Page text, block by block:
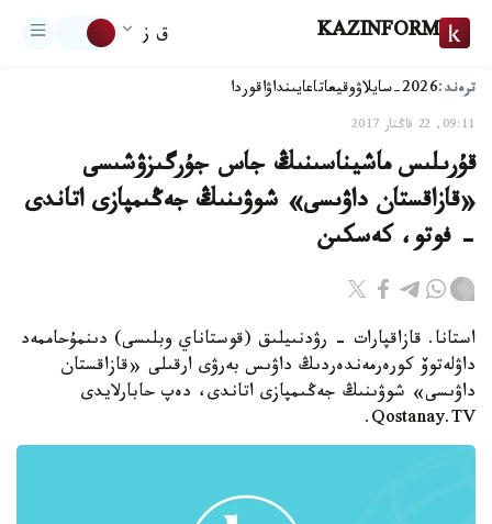
KAZINFORM ق ز
ترەند:2026-سايلاۋ وقيعاتاعايىنداۋاقوردا
09:11, 22 قاڭتار 2017
قۇرىلىس ماشيناسىنىڭ جاس جۇرگىزۋشىسى
«قازاقستان داۋىسى» شوۋىنىڭ جەڭىمپازى اتاندى
- فوتو، كەسكىن
استانا. قازاقپارات - رۋدنىيلىق (قوستاناي وبلىسى) دىنمۇحاممەد
داۋلەتوۆ كورەرمەندەردىڭ داۋىس بەرۋى ارقىلى «قازاقستان
داۋىسى» شوۋىنىڭ جەڭىمپازى اتاندى، دەپ حابارلايدى
Qostanay.TV.